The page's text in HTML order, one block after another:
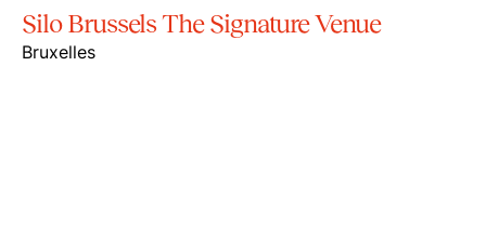
Silo Brussels The Signature Venue
Bruxelles